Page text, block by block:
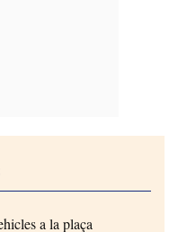
a la plaça